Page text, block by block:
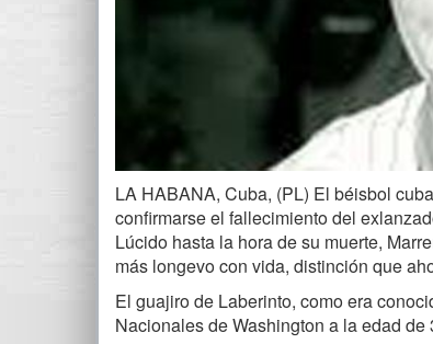
LA HABANA, Cuba, (PL) El béisbol
confirmarse el fallecimiento del
Lúcido hasta la hora de su muerte,
más longevo con vida, distinción que
El guajiro de Laberinto, como era
Nacionales de Washington a la edad de